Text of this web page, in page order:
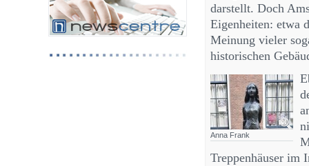
darstellt. Doch
Eigenheiten: etwa
Meinung vieler
historischen
Anna Frank
Treppenhäuser im